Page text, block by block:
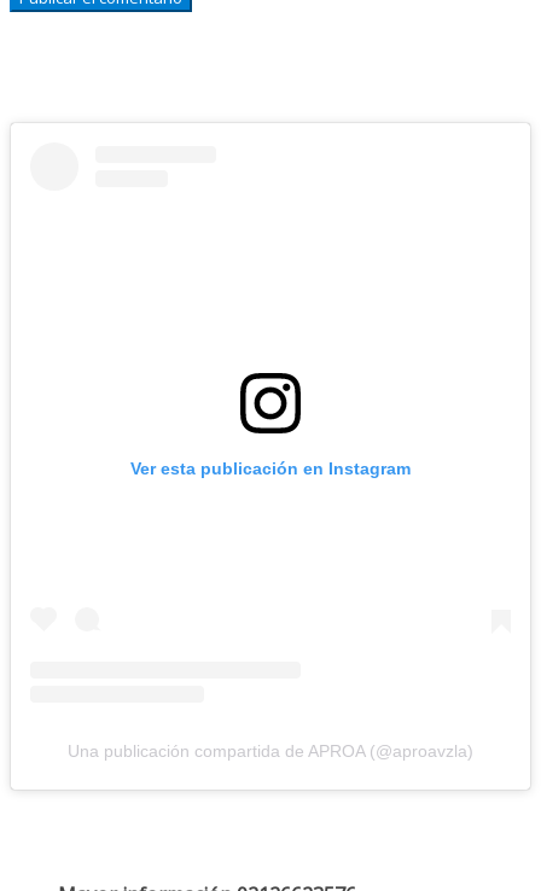
Ver esta publicación en Instagram
Una publicación compartida de APROA (@aproavzla)